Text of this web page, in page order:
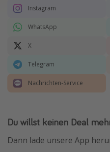
Instagram
WhatsApp
X
Telegram
Nachrichten-Service
Du willst keinen Deal
Dann lade unsere App